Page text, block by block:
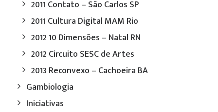
2011 Contato – São Carlos SP
2011 Cultura Digital MAM Rio
2012 10 Dimensões – Natal RN
2012 Circuito SESC de Artes
2013 Reconvexo – Cachoeira BA
Gambiologia
Iniciativas